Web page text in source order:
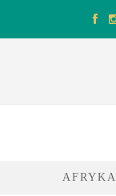
AFRYKA